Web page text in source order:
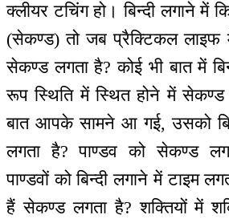
क्लीयर टचिंग हो। बिन्दी लगाने में
(सेकण्ड) तो जब प्रैक्टिकल लाइफ में
सेकण्ड लगता है? कोई भी बात में
रूप स्थिति में स्थित होने में सेकण्ड
बात आपके सामने आ गई, उसको
लगता है? पाण्डव को सेकण्ड
पाण्डवों को बिन्दी लगाने में टाइम
हैं सेकण्ड लगता है? शक्तियों में